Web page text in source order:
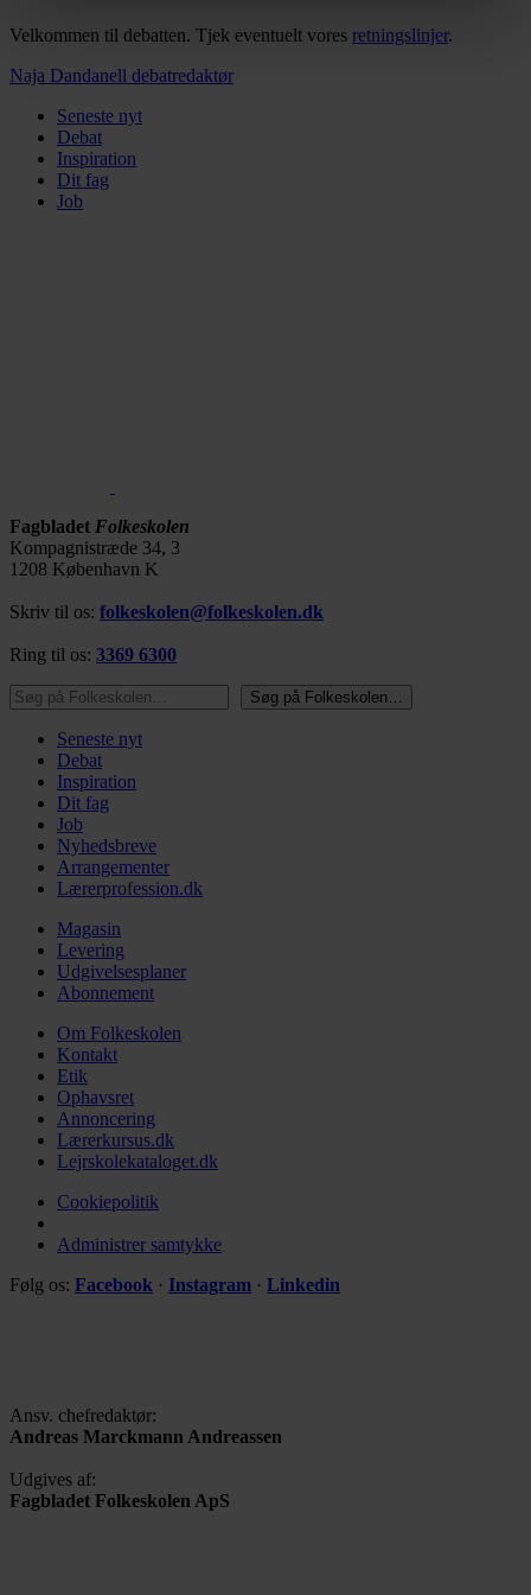
https://www.folkeskolen.dk/persondata/
Velkommen til debatten. Tjek eventuelt vores retningslinjer.
Naja Dandanell debatredaktør
Seneste nyt
Debat
Inspiration
Dit fag
Job
Fagbladet Folkeskolen
Kompagnistræde 34, 3
1208 København K
Skriv til os: folkeskolen@folkeskolen.dk
Ring til os: 3369 6300
Søg på Folkeskolen…
Søg på Folkeskolen…
Seneste nyt
Debat
Inspiration
Dit fag
Job
Nyhedsbreve
Arrangementer
Lærerprofession.dk
Magasin
Levering
Udgivelsesplaner
Abonnement
Om Folkeskolen
Kontakt
Etik
Ophavsret
Annoncering
Lærerkursus.dk
Lejrskolekataloget.dk
Cookiepolitik
Administrer samtykke
Følg os: Facebook · Instagram · Linkedin
Ansv. chefredaktør:
Andreas Marckmann Andreassen
Udgives af:
Fagbladet Folkeskolen ApS